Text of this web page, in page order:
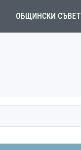
ОБЩИНСКИ СЪВЕТ